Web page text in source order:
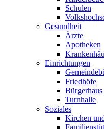
Schulen
Gesundheit
Ärzte
Apotheken
Einrichtungen
Friedhöfe
Bürgerhaus
Turnhalle
Soziales
Kirchen